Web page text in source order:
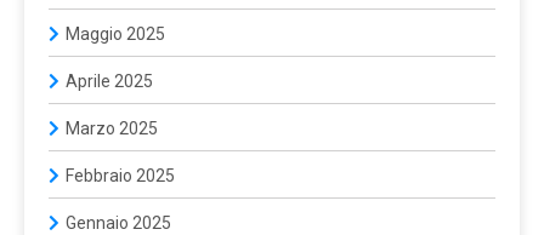
Maggio 2025
Aprile 2025
Marzo 2025
Febbraio 2025
Gennaio 2025